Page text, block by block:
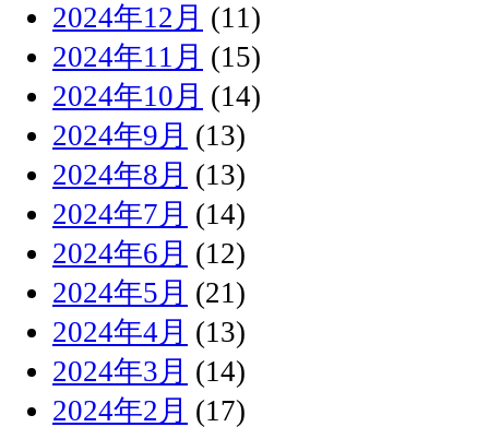
2024年12月 (11)
2024年11月 (15)
2024年10月 (14)
2024年9月 (13)
2024年8月 (13)
2024年7月 (14)
2024年6月 (12)
2024年5月 (21)
2024年4月 (13)
2024年3月 (14)
2024年2月 (17)